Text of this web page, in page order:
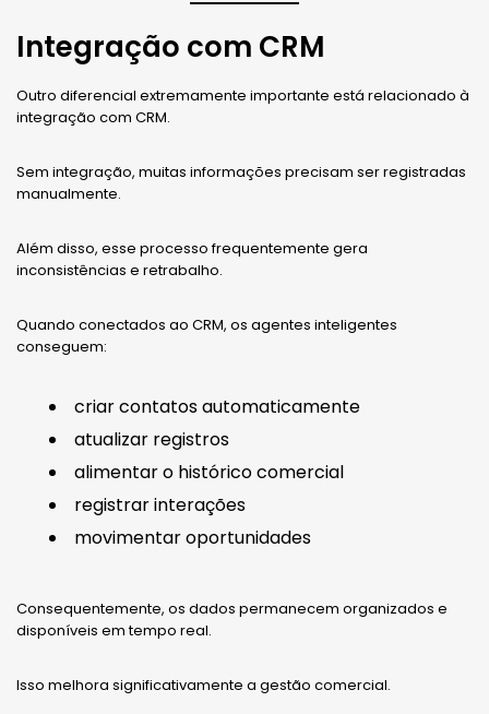
Integração com CRM
Outro diferencial extremamente importante está relacionado à
integração com CRM.
Sem integração, muitas informações precisam ser registradas
manualmente.
Além disso, esse processo frequentemente gera
inconsistências e retrabalho.
Quando conectados ao CRM, os agentes inteligentes
conseguem:
criar contatos automaticamente
atualizar registros
alimentar o histórico comercial
registrar interações
movimentar oportunidades
Consequentemente, os dados permanecem organizados e
disponíveis em tempo real.
Isso melhora significativamente a gestão comercial.